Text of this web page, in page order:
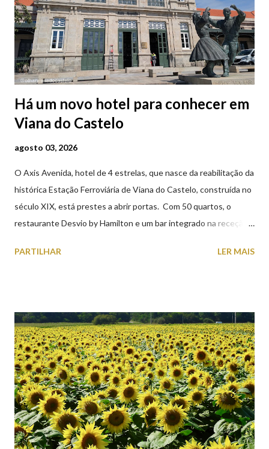
Há um novo hotel para conhecer em
Viana do Castelo
agosto 03, 2026
O Axis Avenida, hotel de 4 estrelas, que nasce da reabilitação da
histórica Estação Ferroviária de Viana do Castelo, construída no
século XIX, está prestes a abrir portas. Com 50 quartos, o
restaurante Desvio by Hamilton e um bar integrado na receção,
peças históricas cedidas pela IP Património que homenageiam a
PARTILHAR LER MAIS